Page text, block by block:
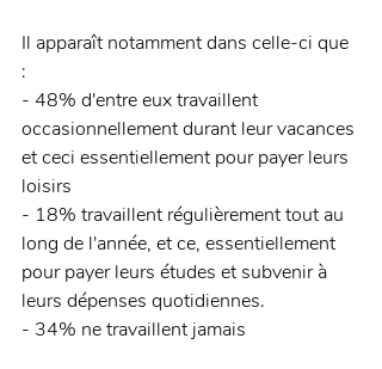
Il apparaît notamment dans celle-ci que
:
- 48% d'entre eux travaillent
occasionnellement durant leur vacances
et ceci essentiellement pour payer leurs
loisirs
- 18% travaillent régulièrement tout au
long de l'année, et ce, essentiellement
pour payer leurs études et subvenir à
leurs dépenses quotidiennes.
- 34% ne travaillent jamais